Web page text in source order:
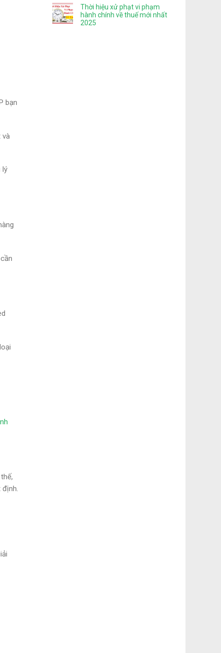
bạn
và
lý
định.
Thời hiệu xử phạt vi phạm
hành chính về thuế mới nhất
2025